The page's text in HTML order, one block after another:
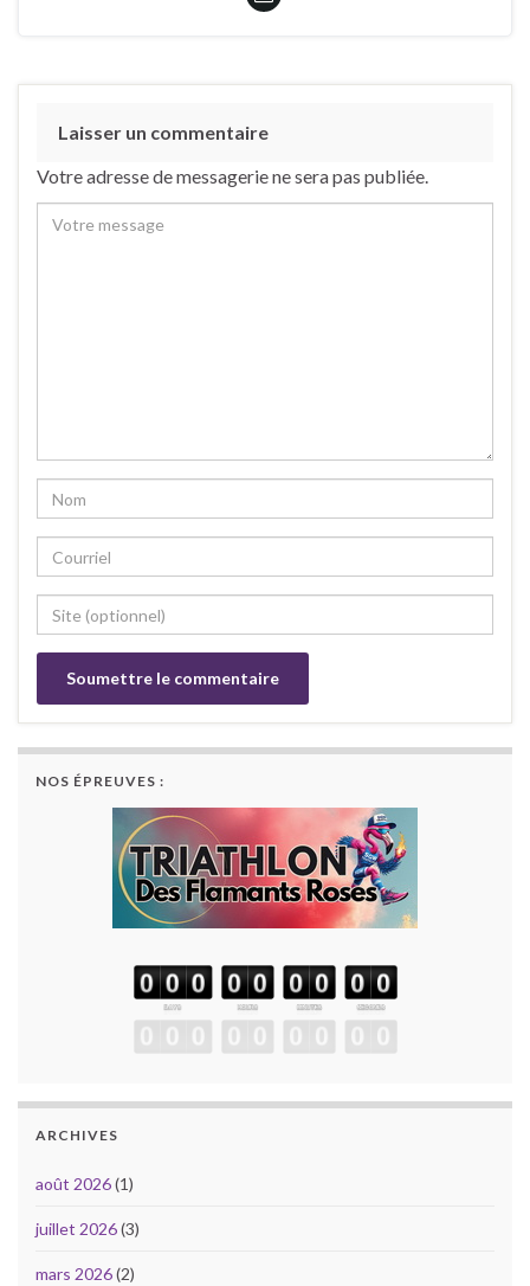
Laisser un commentaire
Votre adresse de messagerie ne sera pas publiée.
NOS ÉPREUVES :
ARCHIVES
août 2026(1)
juillet 2026(3)
mars 2026(2)